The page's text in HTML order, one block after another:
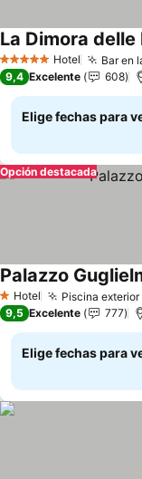
5 Estrellas Hotel Bar en
La Dimora delle
9,4 Excelente 608
Elige fechas para
Opción destacada
1 Estrellas
Hotel Piscina
Palazzo
9,5 Excelente 777
Elige fechas para